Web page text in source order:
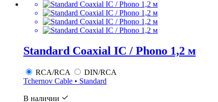
Standard Coaxial IC / Phono 1,2 м
RCA/RCA
DIN/RCA
Tchernov Cable • Standard
В наличии